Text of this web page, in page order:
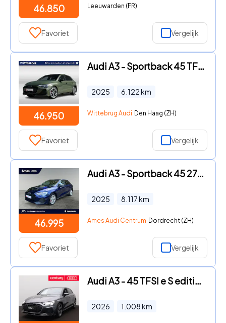
46.850 Leeuwarden (FR)
Favoriet Vergelijk
46.950
Audi A3 - Sportback 45 TFSI e 272PK S edition Competition | Panoramada
2025 6.122km
Wittebrug Audi Den Haag (ZH)
Favoriet Vergelijk
46.995
Audi A3 - Sportback 45 272pk TFSI e S edition Competition MMI navigati
2025 8.117km
Ames Audi Centrum Dordrecht (ZH)
Favoriet Vergelijk
Audi A3 - 45 TFSI e S edition Competition | S Line | panoramadak | SON
2026 1.008km